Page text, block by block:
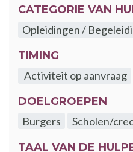
CATEGORIE VAN
Opleidingen /
TIMING
Activiteit op aanvraag
DOELGROEPEN
Burgers
Scholen/
TAAL VAN DE